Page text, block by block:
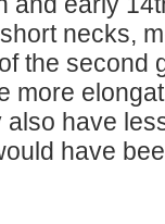
necks,
the second
more
have
have